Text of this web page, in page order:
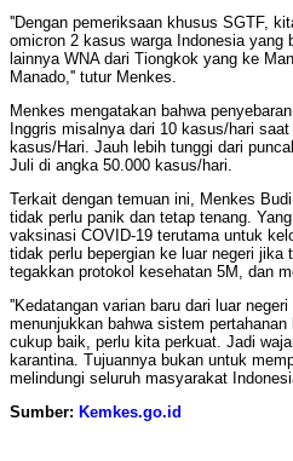
''Dengan pemeriksaan khusus SGTF,
omicron 2 kasus warga Indonesia yang
lainnya WNA dari Tiongkok yang ke
Manado,'' tutur Menkes.
Menkes mengatakan bahwa
Inggris misalnya dari 10 kasus/hari
kasus/Hari. Jauh lebih tunggi dari
Juli di angka 50.000 kasus/hari.
Terkait dengan temuan ini, Menkes
tidak perlu panik dan tetap tenang.
vaksinasi COVID-19 terutama untuk
tidak perlu bepergian ke luar negeri jika
tegakkan protokol kesehatan 5M, dan
''Kedatangan varian baru dari luar
menunjukkan bahwa sistem
cukup baik, perlu kita perkuat. Jadi
karantina. Tujuannya bukan untuk
melindungi seluruh masyarakat
Sumber: Kemkes.go.id